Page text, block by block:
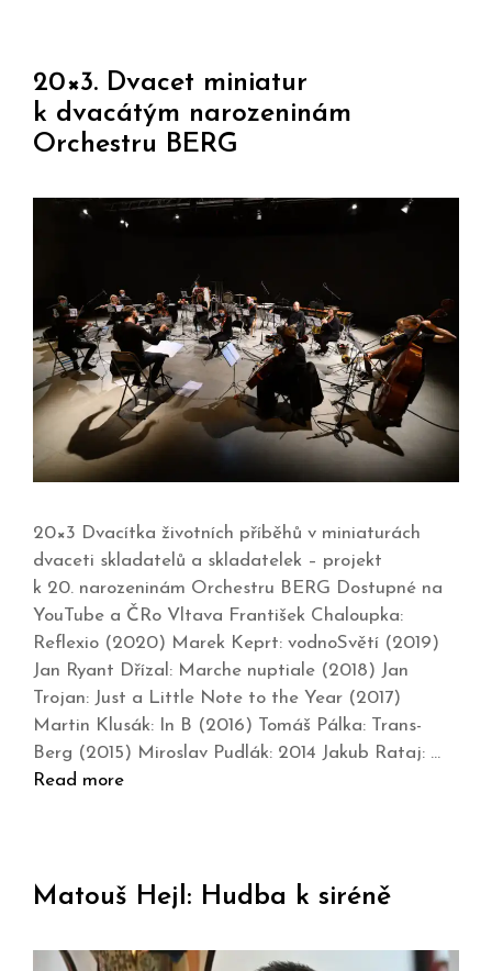
20×3. Dvacet miniatur
k dvacátým narozeninám
Orchestru BERG
20×3 Dvacítka životních příběhů v miniaturách
dvaceti skladatelů a skladatelek – projekt
k 20. narozeninám Orchestru BERG Dostupné na
YouTube a ČRo Vltava František Chaloupka:
Reflexio (2020) Marek Keprt: vodnoSvětí (2019)
Jan Ryant Dřízal: Marche nuptiale (2018) Jan
Trojan: Just a Little Note to the Year (2017)
Martin Klusák: In B (2016) Tomáš Pálka: Trans-
Berg (2015) Miroslav Pudlák: 2014 Jakub Rataj: …
Read more
Matouš Hejl: Hudba k siréně